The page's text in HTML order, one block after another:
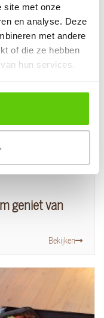
site met onze
en analyse. Deze
met andere
of die ze hebben
hun services.
geniet van
Bekijken